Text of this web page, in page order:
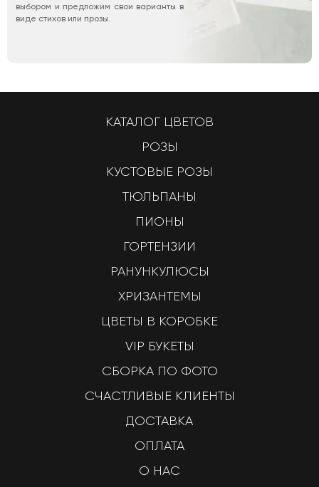
выбором и предложим свои варианты в
виде стихов или прозы.
КАТАЛОГ ЦВЕТОВ
РОЗЫ
КУСТОВЫЕ РОЗЫ
ТЮЛЬПАНЫ
ПИОНЫ
ГОРТЕНЗИИ
РАНУНКУЛЮСЫ
ХРИЗАНТЕМЫ
ЦВЕТЫ В КОРОБКЕ
VIP БУКЕТЫ
СБОРКА ПО ФОТО
СЧАСТЛИВЫЕ КЛИЕНТЫ
ДОСТАВКА
ОПЛАТА
О НАС